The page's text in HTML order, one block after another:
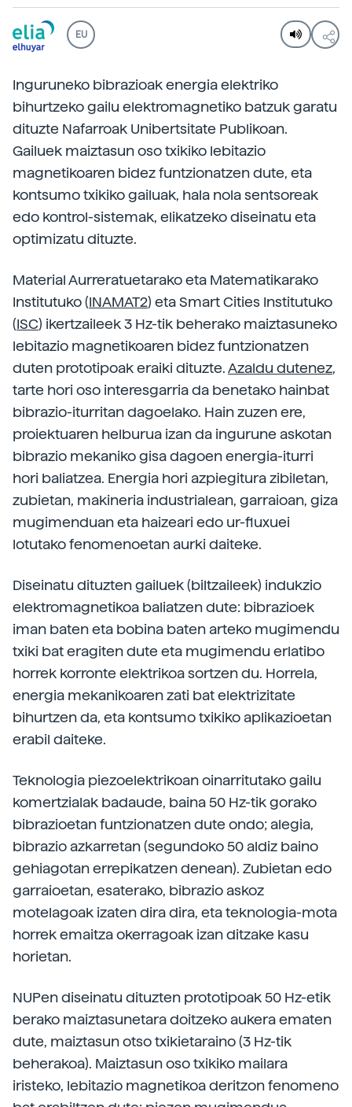
EU
Inguruneko bibrazioak energia elektriko
bihurtzeko gailu elektromagnetiko batzuk garatu
dituzte Nafarroak Unibertsitate Publikoan.
Gailuek maiztasun oso txikiko lebitazio
magnetikoaren bidez funtzionatzen dute, eta
kontsumo txikiko gailuak, hala nola sentsoreak
edo kontrol-sistemak, elikatzeko diseinatu eta
optimizatu dituzte.
Material Aurreratuetarako eta Matematikarako
Institutuko (INAMAT2) eta Smart Cities Institutuko
(ISC) ikertzaileek 3 Hz-tik beherako maiztasuneko
lebitazio magnetikoaren bidez funtzionatzen
duten prototipoak eraiki dituzte.Azaldu dutenez,
tarte hori oso interesgarria da benetako hainbat
bibrazio-iturritan dagoelako. Hain zuzen ere,
proiektuaren helburua izan da ingurune askotan
bibrazio mekaniko gisa dagoen energia-iturri
hori baliatzea. Energia hori azpiegitura zibiletan,
zubietan, makineria industrialean, garraioan, giza
mugimenduan eta haizeari edo ur-fluxuei
lotutako fenomenoetan aurki daiteke.
Diseinatu dituzten gailuek (biltzaileek) indukzio
elektromagnetikoa baliatzen dute: bibrazioek
iman baten eta bobina baten arteko mugimendu
txiki bat eragiten dute eta mugimendu erlatibo
horrek korronte elektrikoa sortzen du. Horrela,
energia mekanikoaren zati bat elektrizitate
bihurtzen da, eta kontsumo txikiko aplikazioetan
erabil daiteke.
Teknologia piezoelektrikoan oinarritutako gailu
komertzialak badaude, baina 50 Hz-tik gorako
bibrazioetan funtzionatzen dute ondo; alegia,
bibrazio azkarretan (segundoko 50 aldiz baino
gehiagotan errepikatzen denean). Zubietan edo
garraioetan, esaterako, bibrazio askoz
motelagoak izaten dira dira, eta teknologia-mota
horrek emaitza okerragoak izan ditzake kasu
horietan.
NUPen diseinatu dituzten prototipoak 50 Hz-etik
berako maiztasunetara doitzeko aukera ematen
dute, maiztasun otso txikietaraino (3 Hz-tik
beherakoa). Maiztasun oso txikiko mailara
iristeko, lebitazio magnetikoa deritzon fenomeno